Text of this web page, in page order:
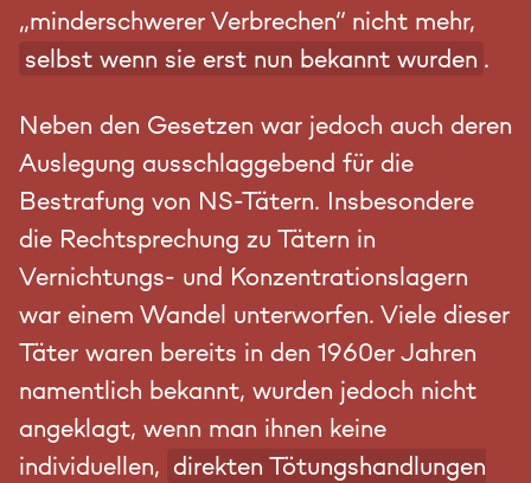
„minderschwerer Verbrechen“ nicht mehr,
selbst wenn sie erst nun bekannt wurden .
Neben den Gesetzen war jedoch auch deren
Auslegung ausschlaggebend für die
Bestrafung von NS-Tätern. Insbesondere
die Rechtsprechung zu Tätern in
Vernichtungs- und Konzentrationslagern
war einem Wandel unterworfen. Viele dieser
Täter waren bereits in den 1960er Jahren
namentlich bekannt, wurden jedoch nicht
angeklagt, wenn man ihnen keine
individuellen, direkten Tötungshandlungen